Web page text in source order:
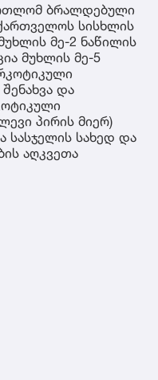
ბრალდებული
სისხლის
მე-2 ნაწილის
მუხლის მე-5
და
პირის მიერ)
სასჯელის სახედ და
აღკვეთა